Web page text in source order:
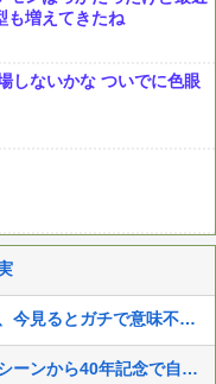
も増えてきたね
しないかな ついでに色眼
【ひぐらしのなく頃に】前原圭一の遺書、今見るとガチで意味不明すぎるｗｗｗｗｗｗｗｗｗｗｗ
【画像】漫画家あだち充、タッチの告白シーンから40年記念で自分自身が浅倉南になりきり投稿